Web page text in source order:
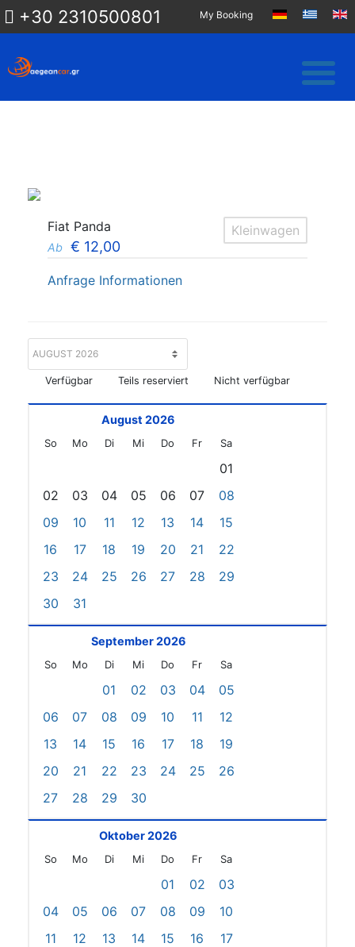
+30 2310500801 My Booking
Fiat Panda Kleinwagen
Ab € 12,00
Anfrage Informationen
Verfügbar Teils reserviert Nicht verfügbar
August 2026
So Mo Di Mi Do Fr Sa
01
02
03 04 05 06 07
08
09
10 11 12 13 14
15
16
17 18 19 20 21
22
23
24 25 26 27 28
29
30
31
September 2026
So Mo Di Mi Do Fr Sa
01 02 03 04
05
06
07 08 09 10 11
12
13
14 15 16 17 18
19
20
21 22 23 24 25
26
27
28 29 30
Oktober 2026
So Mo Di Mi Do Fr Sa
01 02
03
04
05 06 07 08 09
10
11
12 13 14 15 16
17